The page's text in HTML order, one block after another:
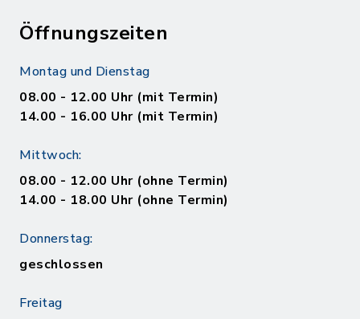
Öffnungszeiten
Montag und Dienstag
08.00 - 12.00 Uhr (mit Termin)
14.00 - 16.00 Uhr (mit Termin)
Mittwoch:
08.00 - 12.00 Uhr (ohne Termin)
14.00 - 18.00 Uhr (ohne Termin)
Donnerstag:
geschlossen
Freitag